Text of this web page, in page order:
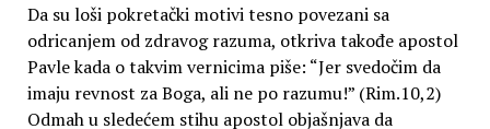
Da su loši pokretački motivi tesno povezani sa
odricanjem od zdravog razuma, otkriva takođe apostol
Pavle kada o takvim vernicima piše: “Jer svedočim da
imaju revnost za Boga, ali ne po razumu!” (Rim.10,2)
Odmah u sledećem stihu apostol objašnjava da